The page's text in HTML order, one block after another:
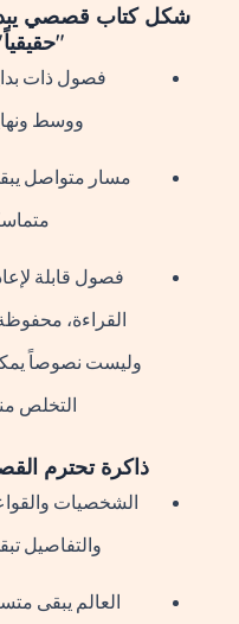
شكل كتاب قصصي
فصول ذات
ووسط
مسار متواصل
فصول قابلة
القراءة،
وليست نصوصاً
التخلص
ذاكرة تحترم
الشخصيات
والتفاصيل
العالم يبقى